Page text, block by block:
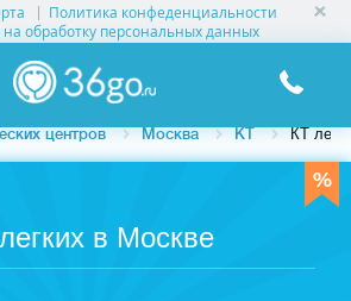
Политика конфеденциальности
на обработку персональных данных
центров Москва КТ КТ
в Москве